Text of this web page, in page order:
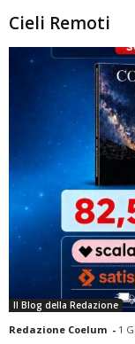
Cieli Remoti
Il Blog della Redazione
Redazione Coelum - 1